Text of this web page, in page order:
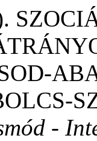
-